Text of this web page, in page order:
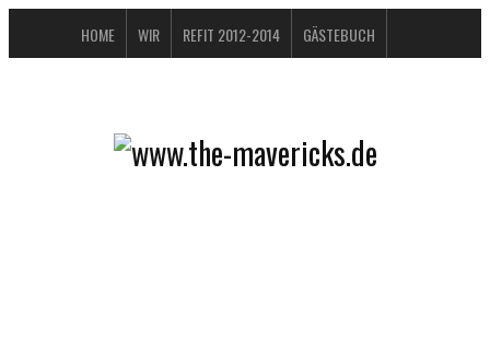
HOME WIR REFIT 2012-2014 GÄSTEBUCH
DATENSCHUTZERKLÄRUNG